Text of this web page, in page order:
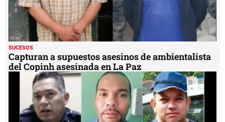
SUCESOS
Capturan a supuestos asesinos de ambientalista
del Copinh asesinada en La Paz